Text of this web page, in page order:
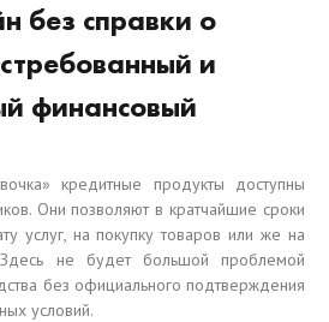
без справки о
и
финансовый
кредитные продукты доступны
Они позволяют в кратчайшие сроки
услуг, на покупку товаров или же на
Здесь не будет большой проблемой
без официального подтверждения
условий.